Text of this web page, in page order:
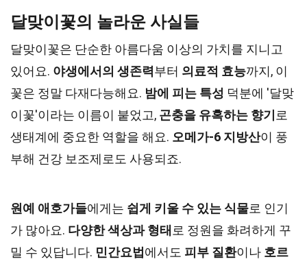
달맞이꽃의 놀라운 사실들
달맞이꽃은 단순한 아름다움 이상의 가치를 지니고
있어요. 야생에서의 생존력부터 의료적 효능까지, 이
꽃은 정말 다재다능해요. 밤에 피는 특성 덕분에 '달맞
이꽃'이라는 이름이 붙었고, 곤충을 유혹하는 향기 로
생태계에 중요한 역할을 해요. 오메가-6 지방산이 풍
부해 건강 보조제로도 사용되죠.
원예 애호가들에게는 쉽게 키울 수 있는 식물로 인기
가 많아요. 다양한 색상과 형태 로 정원을 화려하게 꾸
밀 수 있답니다. 민간요법 에서도 피부 질환이나 호르